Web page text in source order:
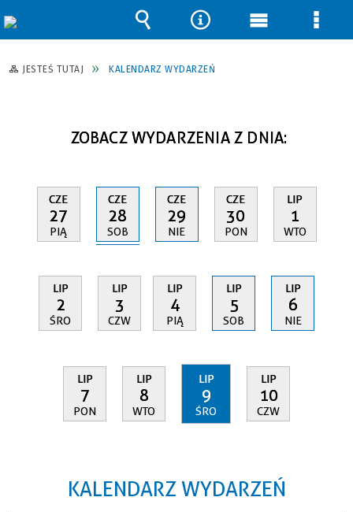
JESTEŚ TUTAJ KALENDARZ WYDARZEŃ
ZOBACZ WYDARZENIA Z DNIA:
CZE
27
PIĄ
CZE
28
SOB
CZE
29
NIE
CZE
30
PON
LIP
1
WTO
LIP
2
ŚRO
LIP
3
CZW
LIP
4
PIĄ
LIP
5
SOB
LIP
6
NIE
LIP
7
PON
LIP
8
WTO
LIP
9
ŚRO
LIP
10
CZW
KALENDARZ WYDARZEŃ
Wyszukiwarka
Narzędzia
Menu Menu